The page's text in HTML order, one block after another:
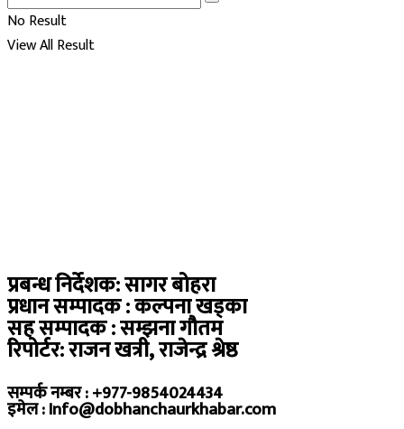
No Result
View All Result
प्रबन्ध निर्देशक: सागर बोहरा
प्रधान सम्पादक : कल्पना खड्का
सह सम्पादक : सम्झना गौतम
रिपोर्टर: राजन खत्री, राजेन्द्र श्रेष्ठ
सम्पर्क नम्बर : +977-9854024434
इमेल : Info@dobhanchaurkhabar.com